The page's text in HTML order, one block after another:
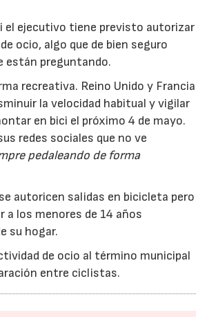
el ejecutivo tiene previsto autorizar
ocio, algo que de bien seguro
están preguntando.
recreativa. Reino Unido y Francia
la velocidad habitual y vigilar
en bici el próximo 4 de mayo.
redes sociales que no ve
pedaleando de forma
autoricen salidas en bicicleta pero
los menores de 14 años
su hogar.
de ocio al término municipal
entre ciclistas.